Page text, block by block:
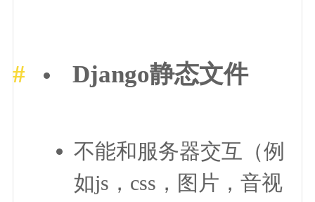
Django静态文件
不能和服务器交互（例
如js，css，图片，音视